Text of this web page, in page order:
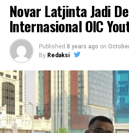
Novar Latjinta Jadi
Internasional OIC
Published 8 years ago on
By Redaksi